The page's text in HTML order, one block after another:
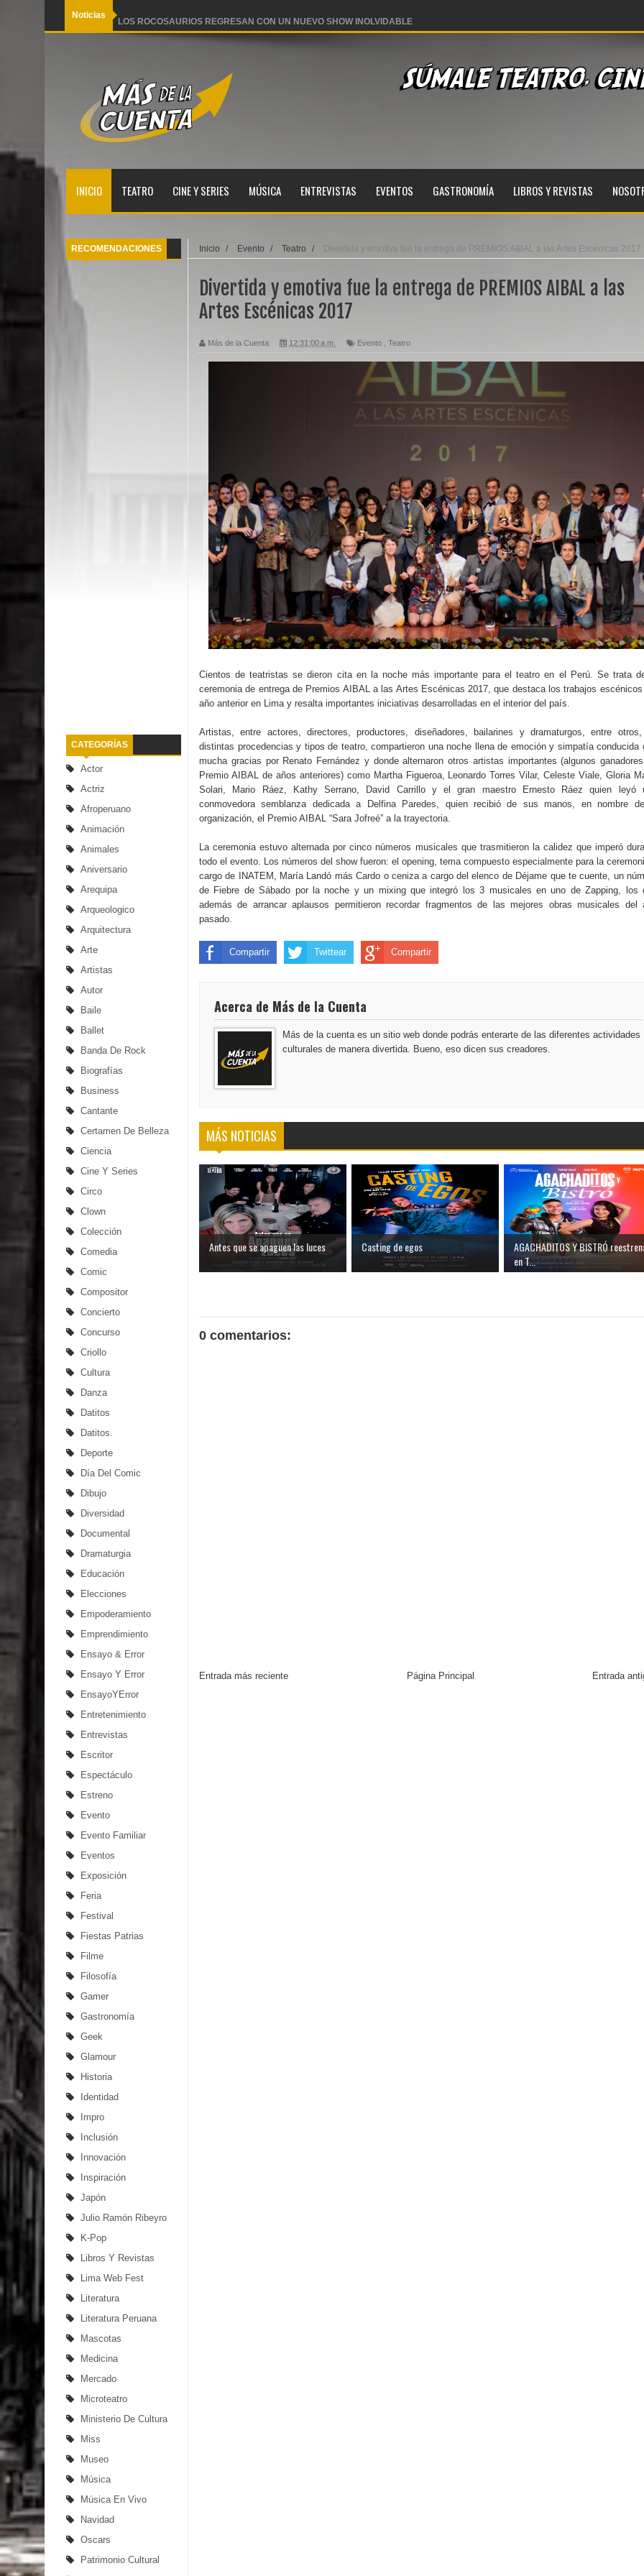
Noticias
Y es que sucede así 2 Arena Hash al desnudo
Ana Torroja se alista para llegar a Lima este miércoles 03 de junio
AGACHADITOS Y BISTRÓ reestrena en Teatro Barranco
INICIO TEATRO CINE Y SERIES MÚSICA ENTREVISTAS EVENTOS GASTRONOMÍA LIBROS Y REVISTAS
RECOMENDACIONES
CATEGORÍAS
Actor
Actriz
Afroperuano
Animación
Animales
Aniversario
Arequipa
Arqueologico
Arquitectura
Arte
Artistas
Autor
Baile
Ballet
Banda De Rock
Biografías
Business
Cantante
Certamen De Belleza
Ciencia
Cine Y Series
Circo
Clown
Colección
Comedia
Comic
Compositor
Concierto
Concurso
Criollo
Cultura
Danza
Datitos
Datitos.
Deporte
Día Del Comic
Dibujo
Diversidad
Documental
Dramaturgia
Educación
Elecciones
Empoderamiento
Emprendimiento
Ensayo & Error
Ensayo Y Error
EnsayoYError
Entretenimiento
Entrevistas
Escritor
Espectáculo
Estreno
Evento
Evento Familiar
Eventos
Exposición
Feria
Festival
Fiestas Patrias
Filme
Filosofía
Gamer
Gastronomía
Geek
Glamour
Historia
Identidad
Impro
Inclusión
Innovación
Inspiración
Japón
Julio Ramón Ribeyro
K-Pop
Libros Y Revistas
Lima Web Fest
Literatura
Literatura Peruana
Mascotas
Medicina
Mercado
Microteatro
Ministerio De Cultura
Miss
Museo
Música
Música En Vivo
Navidad
Oscars
Patrimonio Cultural
Inicio / Evento / Teatro / Divertida y emotiva fue la entrega de PREMIOS AIBAL a las Artes Escénicas 2017
Divertida y emotiva fue la entrega de PREMIOS AIBAL a las
Artes Escénicas 2017
Más de la Cuenta 12:31:00 a.m. Evento Teatro
Cientos de teatristas se dieron cita en la noche más importante para el teatro en el Perú. Se trata
ceremonia de entrega de Premios AIBAL a las Artes Escénicas 2017, que destaca los trabajos
año anterior en Lima y resalta importantes iniciativas desarrolladas en el interior del país.
Artistas, entre actores, directores, productores, diseñadores, bailarines y dramaturgos, entre
distintas procedencias y tipos de teatro, compartieron una noche llena de emoción y simpatía conducida
mucha gracias por Renato Fernández y donde alternaron otros artistas importantes (algunos
Premio AIBAL de años anteriores) como Martha Figueroa, Leonardo Torres Vilar, Celeste Viale, Gloria
Solari, Mario Ráez, Kathy Serrano, David Carrillo y el gran maestro Ernesto Ráez quien leyó
conmovedora semblanza dedicada a Delfina Paredes, quien recibió de sus manos, en nombre
organización, el Premio AIBAL “Sara Jofreé” a la trayectoria.
La ceremonia estuvo alternada por cinco números musicales que trasmitieron la calidez que imperó
todo el evento. Los números del show fueron: el opening, tema compuesto especialmente para la
cargo de INATEM, María Landó más Cardo o ceniza a cargo del elenco de Déjame que te cuente, un
de Fiebre de Sábado por la noche y un mixing que integró los 3 musicales en uno de Zapping, los
además de arrancar aplausos permitieron recordar fragmentos de las mejores obras musicales del
pasado.
Compartir Twittear Compartir
Acerca de Más de la Cuenta
Más de la cuenta es un sitio web donde podrás enterarte de las diferentes actividades
culturales de manera divertida. Bueno, eso dicen sus creadores.
MÁS NOTICIAS
Antes que se apaguen las luces Casting de egos
AGACHADITOS Y BISTRÓ
en T...
0 comentarios:
Entrada más reciente Entrada
Página Principal